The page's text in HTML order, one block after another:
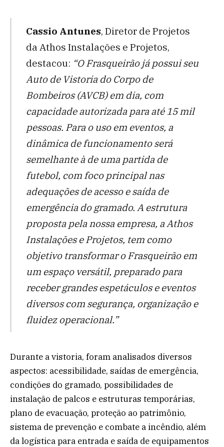
Cassio Antunes, Diretor de Projetos
da Athos Instalações e Projetos,
destacou: “O Frasqueirão já possui seu
Auto de Vistoria do Corpo de
Bombeiros (AVCB) em dia, com
capacidade autorizada para até 15 mil
pessoas. Para o uso em eventos, a
dinâmica de funcionamento será
semelhante à de uma partida de
futebol, com foco principal nas
adequações de acesso e saída de
emergência do gramado. A estrutura
proposta pela nossa empresa, a Athos
Instalações e Projetos, tem como
objetivo transformar o Frasqueirão em
um espaço versátil, preparado para
receber grandes espetáculos e eventos
diversos com segurança, organização e
fluidez operacional.”
Durante a vistoria, foram analisados diversos
aspectos: acessibilidade, saídas de emergência,
condições do gramado, possibilidades de
instalação de palcos e estruturas temporárias,
plano de evacuação, proteção ao patrimônio,
sistema de prevenção e combate a incêndio, além
da logística para entrada e saída de equipamentos